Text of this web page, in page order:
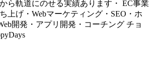
ら軌道にのせる実績あります・ EC事業
上げ・Webマーケティング・SEO・ホ
開発・アプリ開発・コーチング チョ